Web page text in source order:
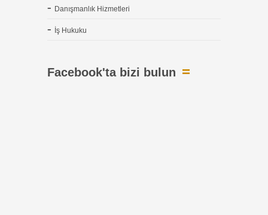
Danışmanlık Hizmetleri
İş Hukuku
Facebook'ta bizi bulun